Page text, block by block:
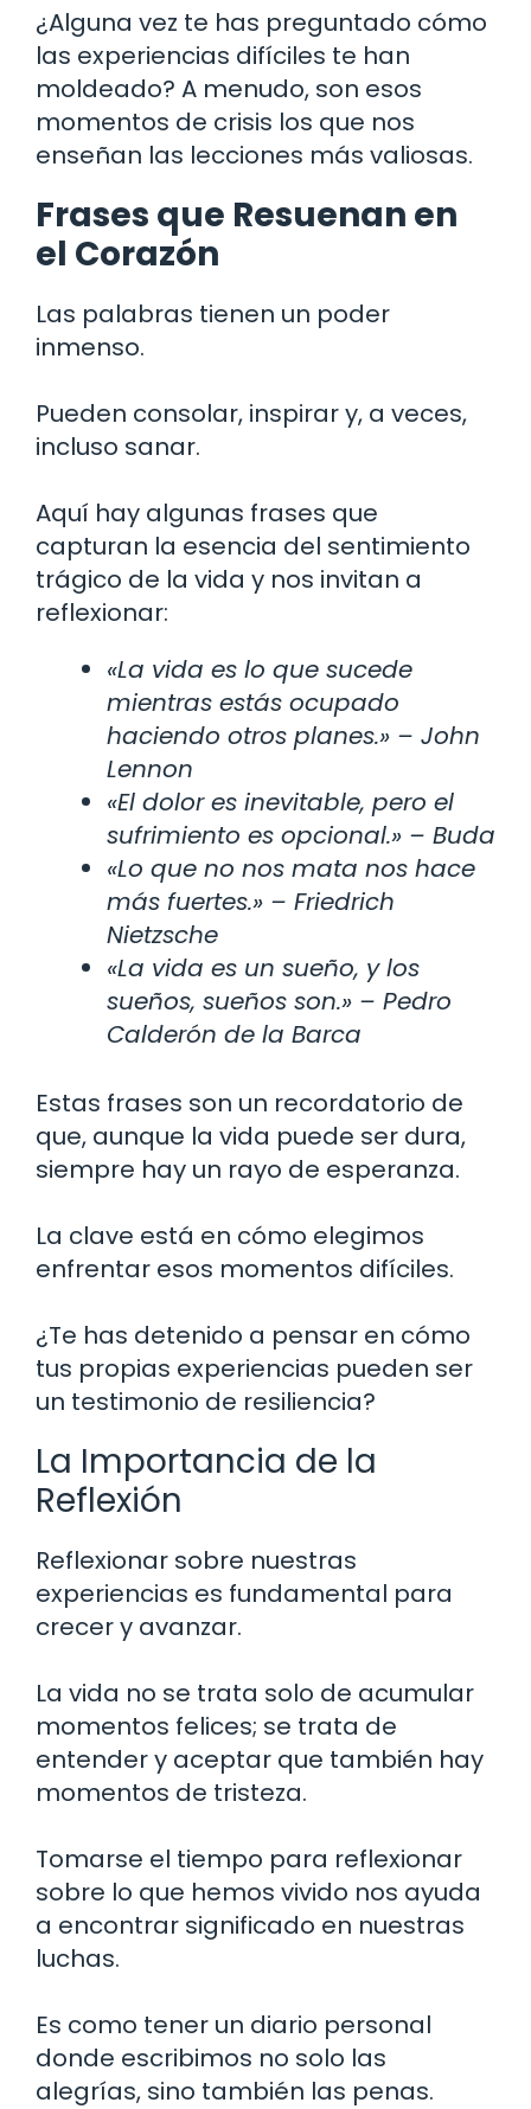
¿Alguna vez te has preguntado cómo
las experiencias difíciles te han
moldeado? A menudo, son esos
momentos de crisis los que nos
enseñan las lecciones más valiosas.
Frases que Resuenan en
el Corazón
Las palabras tienen un poder
inmenso.
Pueden consolar, inspirar y, a veces,
incluso sanar.
Aquí hay algunas frases que
capturan la esencia del sentimiento
trágico de la vida y nos invitan a
reflexionar:
«La vida es lo que sucede
mientras estás ocupado
haciendo otros planes.» – John
Lennon
«El dolor es inevitable, pero el
sufrimiento es opcional.» – Buda
«Lo que no nos mata nos hace
más fuertes.» – Friedrich
Nietzsche
«La vida es un sueño, y los
sueños, sueños son.» – Pedro
Calderón de la Barca
Estas frases son un recordatorio de
que, aunque la vida puede ser dura,
siempre hay un rayo de esperanza.
La clave está en cómo elegimos
enfrentar esos momentos difíciles.
¿Te has detenido a pensar en cómo
tus propias experiencias pueden ser
un testimonio de resiliencia?
La Importancia de la
Reflexión
Reflexionar sobre nuestras
experiencias es fundamental para
crecer y avanzar.
La vida no se trata solo de acumular
momentos felices; se trata de
entender y aceptar que también hay
momentos de tristeza.
Tomarse el tiempo para reflexionar
sobre lo que hemos vivido nos ayuda
a encontrar significado en nuestras
luchas.
Es como tener un diario personal
donde escribimos no solo las
alegrías, sino también las penas.